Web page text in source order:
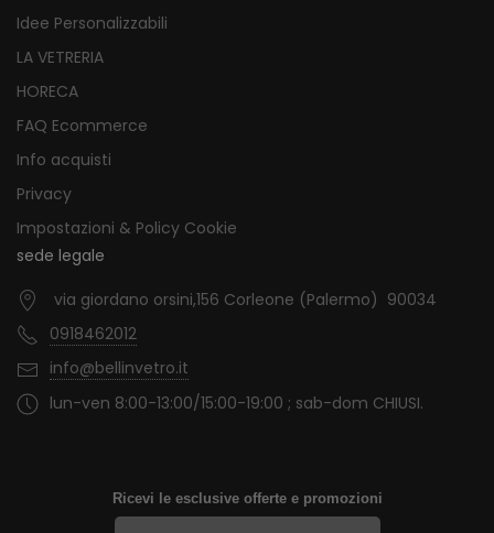
Idee Personalizzabili
LA VETRERIA
HORECA
FAQ Ecommerce
Info acquisti
Privacy
Impostazioni & Policy Cookie
sede legale
via giordano orsini,156 Corleone (Palermo) 90034
0918462012
info@bellinvetro.it
lun-ven 8:00-13:00/15:00-19:00 ; sab-dom CHIUSI.
Ricevi le esclusive offerte e promozioni